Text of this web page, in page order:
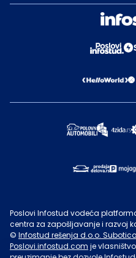
Poslovi Infostud vodeća
centra za zapošljavanje i razvoj
© Infostud rešenja d.o.o. Subotica
Poslovi.infostud.com je vlasništvo